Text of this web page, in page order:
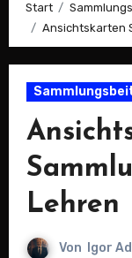
Start
Ansichtskarten
Lehren
Von Igor